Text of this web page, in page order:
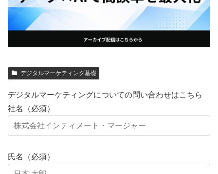
デジタルマーケティング基礎
デジタルマーケティングについての問い合わせはこちら
社名（必須）
氏名（必須）